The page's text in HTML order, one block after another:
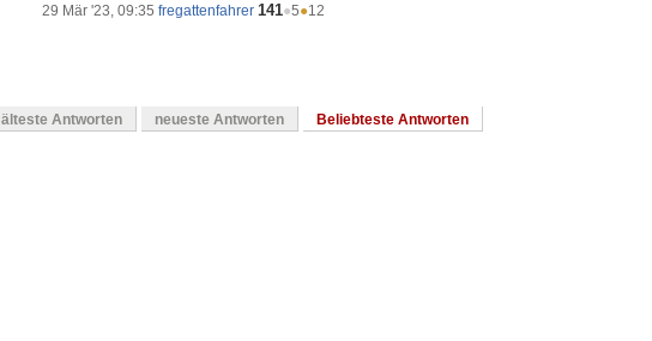
29 Mär '23, 09:35 fregattenfahrer 141●5●12
älteste Antworten neueste Antworten Beliebteste Antworten